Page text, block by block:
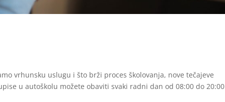
vrhunsku uslugu i što brži proces školovanja, nove tečajeve
u autoškolu možete obaviti svaki radni dan od 08:00 do 20:00